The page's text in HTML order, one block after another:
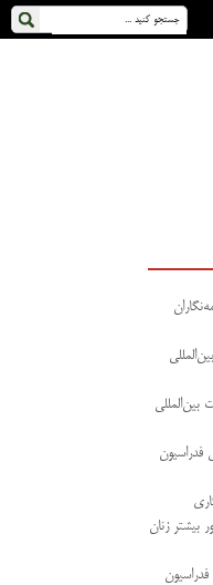
بین‌المللی
فدراسیون
بیشتر زنان